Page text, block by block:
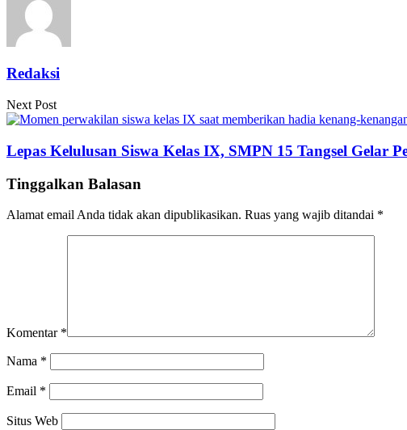
Redaksi
Next Post
Lepas Kelulusan Siswa Kelas IX, SMPN 15 Tangsel Gelar
Tinggalkan Balasan
Alamat email Anda tidak akan dipublikasikan. Ruas yang wajib ditandai *
Komentar *
Nama *
Email *
Situs Web